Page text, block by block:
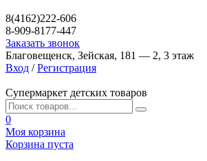
8(4162)222-606
8-909-8177-447
Заказать звонок
Благовещенск, Зейская, 181 — 2, 3 этаж
Вход / Регистрация
Супермаркет детских товаров
0
Моя корзина
Корзина пуста